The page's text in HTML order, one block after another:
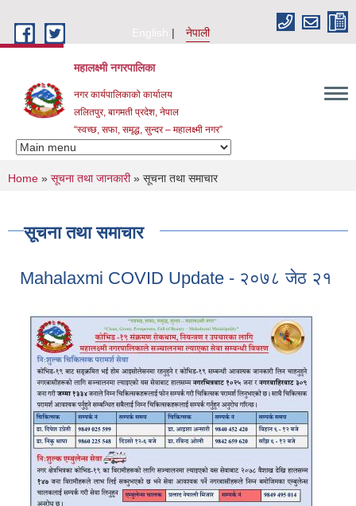
English
नेपाली
महालक्ष्मी नगरपालिका
नगर कार्यपालिकाको कार्यालय
ललितपुर, बागमती प्रदेश, नेपाल
“स्वच्छ, सफा, समृद्ध, सुन्दर – महालक्ष्मी नगर”
You are here
Home » सूचना तथा जानकारी» सूचना तथा समाचार
सूचना तथा समाचार
Mahalaxmi COVID Update - २०७८ जेठ २१